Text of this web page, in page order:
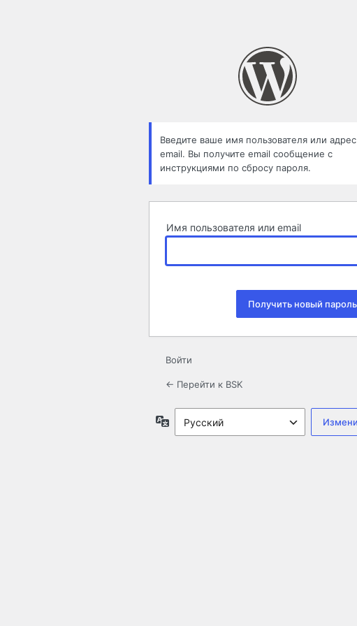
Введите ваше имя пользователя или адрес
email. Вы получите email сообщение с
инструкциями по сбросу пароля.
Имя пользователя или email
Войти
← Перейти к BSK
Язык